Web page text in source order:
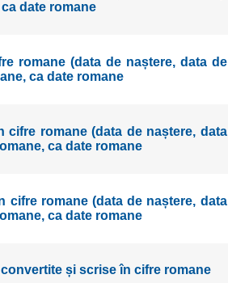
date romane
romane (data de naștere, data de
ca date romane
cifre romane (data de naștere, data
ca date romane
cifre romane (data de naștere, data
ca date romane
și scrise în cifre romane